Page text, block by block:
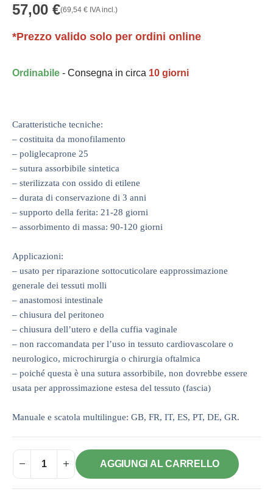
57,00 €(69,54 € IVA incl.)
*Prezzo valido solo per ordini online
Ordinabile - Consegna in circa 10 giorni
Caratteristiche tecniche:
– costituita da monofilamento
– poliglecaprone 25
– sutura assorbibile sintetica
– sterilizzata con ossido di etilene
– durata di conservazione di 3 anni
– supporto della ferita: 21-28 giorni
– assorbimento di massa: 90-120 giorni
Applicazioni:
– usato per riparazione sottocuticolare eapprossimazione
generale dei tessuti molli
– anastomosi intestinale
– chiusura del peritoneo
– chiusura dell’utero e della cuffia vaginale
– non raccomandata per l’uso in tessuto cardiovascolare o
neurologico, microchirurgia o chirurgia oftalmica
– poiché questa è una sutura assorbibile, non dovrebbe essere
usata per approssimazione estesa del tessuto (fascia)
Manuale e scatola multilingue: GB, FR, IT, ES, PT, DE, GR.
AGGIUNGI AL CARRELLO